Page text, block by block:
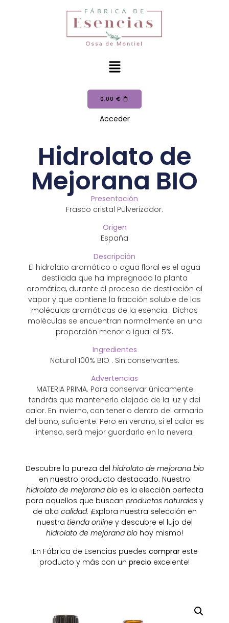
0,00 €
Acceder
Hidrolato de
Mejorana BIO
Presentación
Frasco cristal Pulverizador.
Origen
España
Descripción
El hidrolato aromático o agua floral es el agua
destilada que ha impregnado la planta
aromática, durante el proceso de destilación al
vapor y que contiene la fracción soluble de las
moléculas aromáticas de la esencia . Dichas
moléculas se encuentran normalmente en una
proporción menor o igual al 5%.
Ingredientes
Natural 100% BIO . Sin conservantes.
Advertencias
MATERIA PRIMA. Para conservar únicamente
tendrás que mantenerlo alejado de la luz y del
calor. En invierno, con tenerlo dentro del armario
del baño, suficiente. Pero en verano, si el calor es
intenso, será mejor guardarlo en la nevera.
Descubre la pureza del hidrolato de mejorana bio
en nuestro producto destacado. Nuestro
hidrolato de mejorana bioes la elección perfecta
para aquellos que buscan productos naturales y
de alta calidad. ¡Explora nuestra selección en
nuestra tienda onliney descubre el lujo del
hidrolato de mejorana bio hoy mismo!
¡En Fábrica de Esencias puedes comprar este
producto y más con un precio excelente!